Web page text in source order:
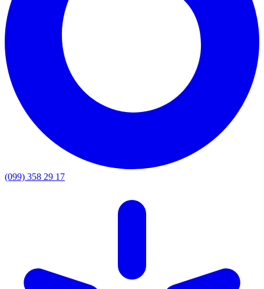
(099) 358 29 17